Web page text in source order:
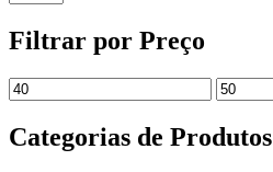
Filtrar por Preço
Categorias de Produtos